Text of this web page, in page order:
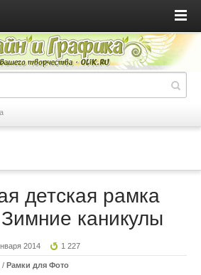
детская рамка
каникулы
2014 1 227
/ Рамки для Фото